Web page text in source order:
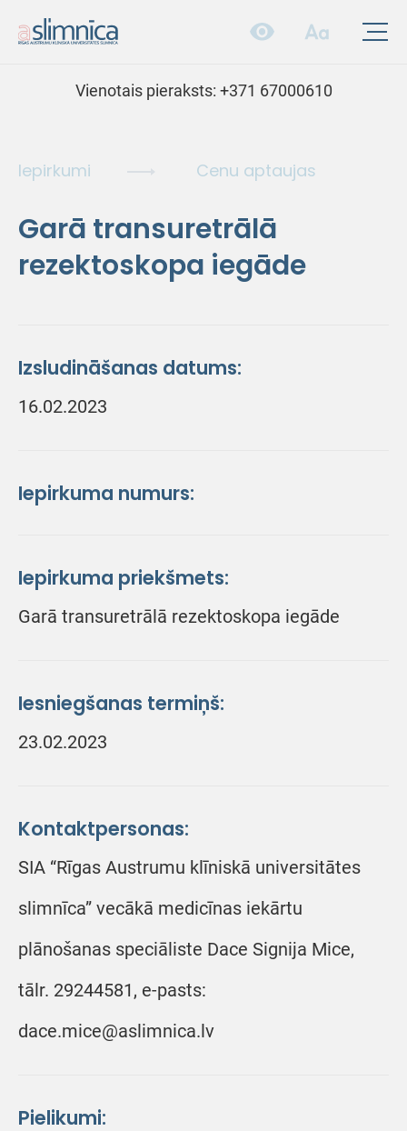
Vienotais pieraksts: +371 67000610
Iepirkumi Cenu aptaujas
Garā transuretrālā
rezektoskopa iegāde
Izsludināšanas datums:
16.02.2023
Iepirkuma numurs:
Iepirkuma priekšmets:
Garā transuretrālā rezektoskopa iegāde
Iesniegšanas termiņš:
23.02.2023
Kontaktpersonas:
SIA “Rīgas Austrumu klīniskā universitātes
slimnīca” vecākā medicīnas iekārtu
plānošanas speciāliste Dace Signija Mice,
tālr. 29244581, e-pasts:
dace.mice@aslimnica.lv
Pielikumi: